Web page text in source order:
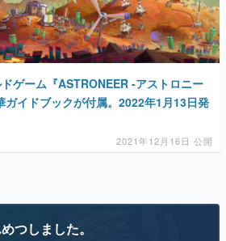
ゲーム『ASTRONEER -アストロニー
ガイドブックが付属。2022年1月13日発
2021年12月16日 公開
つしました。